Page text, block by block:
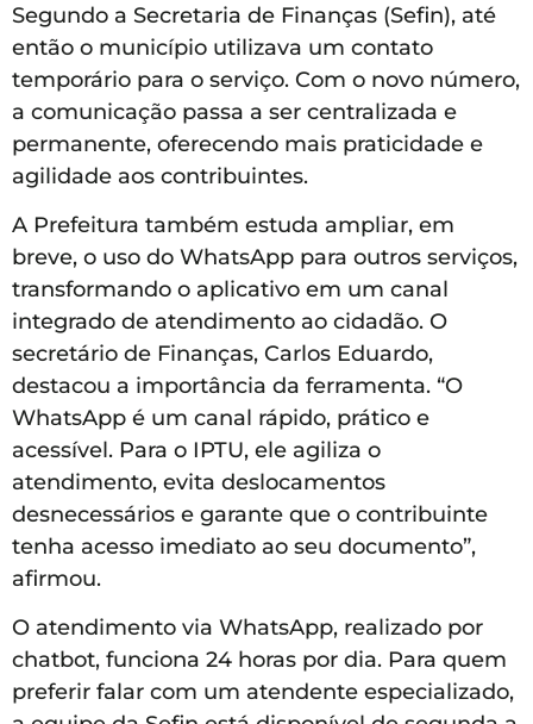
Segundo a Secretaria de Finanças (Sefin), até
então o município utilizava um contato
temporário para o serviço. Com o novo número,
a comunicação passa a ser centralizada e
permanente, oferecendo mais praticidade e
agilidade aos contribuintes.
A Prefeitura também estuda ampliar, em
breve, o uso do WhatsApp para outros serviços,
transformando o aplicativo em um canal
integrado de atendimento ao cidadão. O
secretário de Finanças, Carlos Eduardo,
destacou a importância da ferramenta. “O
WhatsApp é um canal rápido, prático e
acessível. Para o IPTU, ele agiliza o
atendimento, evita deslocamentos
desnecessários e garante que o contribuinte
tenha acesso imediato ao seu documento”,
afirmou.
O atendimento via WhatsApp, realizado por
chatbot, funciona 24 horas por dia. Para quem
preferir falar com um atendente especializado,